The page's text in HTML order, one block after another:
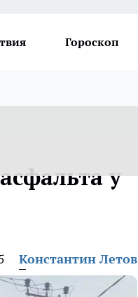
Гороскоп
у
Константин Летов